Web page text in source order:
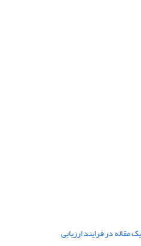
در فرایند ارزیابی